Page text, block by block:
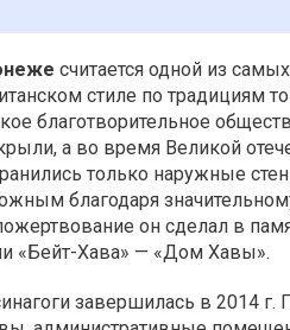
считается одной из
стиле по традициям
благотворительное
а во время Великой
только наружные
благодаря
он сделал в
«Бейт-Хава» — «Дом Хавы».
завершилась в 2014